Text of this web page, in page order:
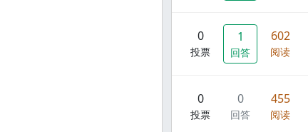
0
投票
1
回答
602
阅读
0
投票
0
回答
455
阅读